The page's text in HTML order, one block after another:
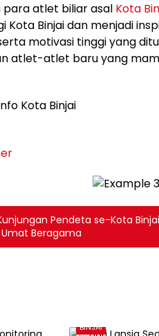
atlet biliar asal Kota
Kota Binjai dan menjadi
motivasi tinggi yang
atlet-atlet baru yang
Kota Binjai
Pendeta se-Kota
Beragama
BINJAI